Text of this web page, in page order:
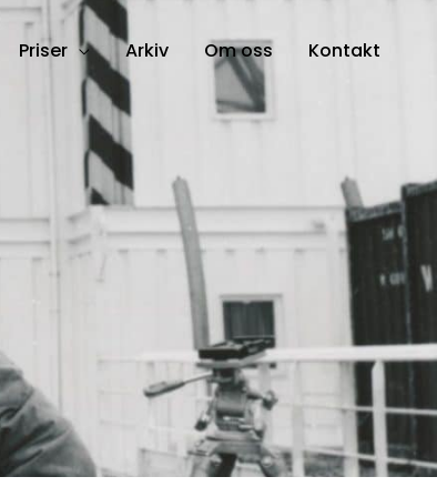
Priser Arkiv Om oss Kontakt